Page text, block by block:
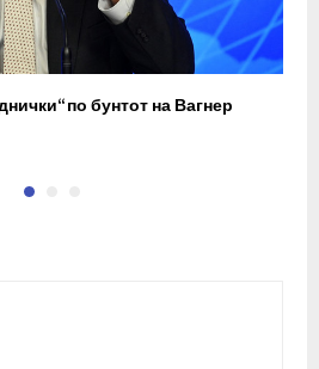
по бунтот на Вагнер